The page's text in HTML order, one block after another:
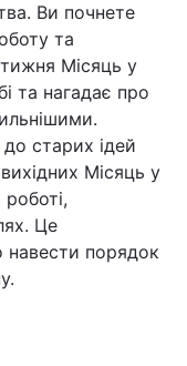
Ви почнете
та
Місяць у
та нагадає про
старих ідей
Місяць у
Це
порядок